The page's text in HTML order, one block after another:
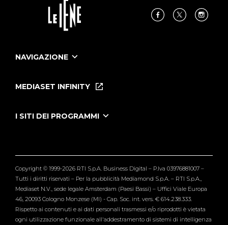
NAVIGAZIONE
Le Iene Presentano Inside
Tutti i servizi
MEDIASET INFINITY
I SITI DEI PROGRAMMI
Verissimo
Copyright © 1999-2026 RTI S.p.A. Business Digital – P.Iva 03976881007 –
Tutti i diritti riservati – Per la pubblicità Mediamond S.p.A. – RTI S.p.A.,
Mediaset N.V., sede legale Amsterdam (Paesi Bassi) – Uffici Viale Europa
46, 20093 Cologno Monzese (MI) - Cap. Soc. int. vers. € 614.238.333.
Rispetto ai contenuti e ai dati personali trasmessi e/o riprodotti è vietata
ogni utilizzazione funzionale all'addestramento di sistemi di intelligenza